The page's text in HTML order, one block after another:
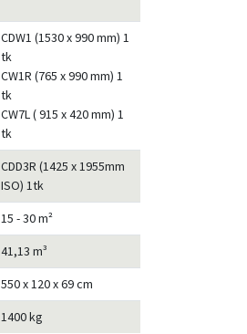
CDW1 (1530 x 990 mm) 1
tk
CW1R (765 x 990 mm) 1
tk
CW7L ( 915 x 420 mm) 1
tk
CDD3R (1425 x 1955mm
ISO) 1tk
15 - 30 m²
41,13 m³
550 x 120 x 69 cm
1400 kg